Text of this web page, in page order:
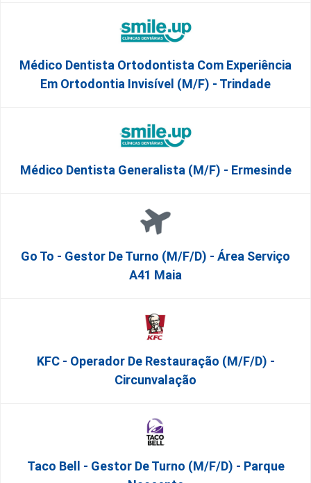
Médico Dentista Ortodontista Com Experiência
Em Ortodontia Invisível (M/F) - Trindade
Médico Dentista Generalista (M/F) - Ermesinde
Go To - Gestor De Turno (m/f/d) - Área Serviço
A41 Maia
KFC - Operador De Restauração (m/f/d) -
Circunvalação
Taco Bell - Gestor De Turno (m/f/d) - Parque